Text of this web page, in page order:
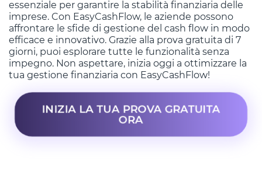
essenziale per garantire la stabilità finanziaria delle
imprese. Con EasyCashFlow, le aziende possono
affrontare le sfide di gestione del cash flow in modo
efficace e innovativo. Grazie alla prova gratuita di 7
giorni, puoi esplorare tutte le funzionalità senza
impegno. Non aspettare, inizia oggi a ottimizzare la
tua gestione finanziaria con EasyCashFlow!
INIZIA LA TUA PROVA GRATUITA
ORA